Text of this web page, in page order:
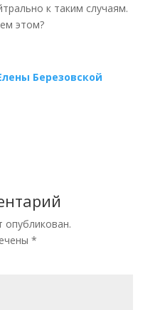
к таким случаям.
этом?
Березовской
опубликован.
*